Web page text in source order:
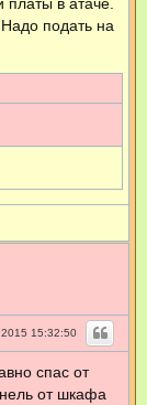
подать на
15:32:50
спас от
от шкафа